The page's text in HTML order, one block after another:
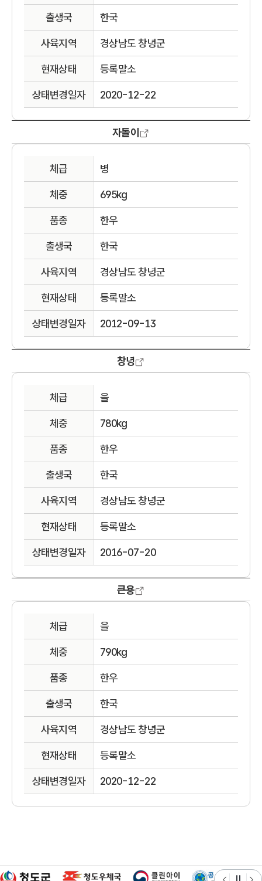
출생국 한국
사육지역 경상남도 창녕군
현재상태 등록말소
상태변경일자 2020-12-22
자돌이
체급 병
체중 695kg
품종 한우
출생국 한국
사육지역 경상남도 창녕군
현재상태 등록말소
상태변경일자 2012-09-13
창녕
체급 을
체중 780kg
품종 한우
출생국 한국
사육지역 경상남도 창녕군
현재상태 등록말소
상태변경일자 2016-07-20
큰용
체급 을
체중 790kg
품종 한우
출생국 한국
사육지역 경상남도 창녕군
현재상태 등록말소
상태변경일자 2020-12-22